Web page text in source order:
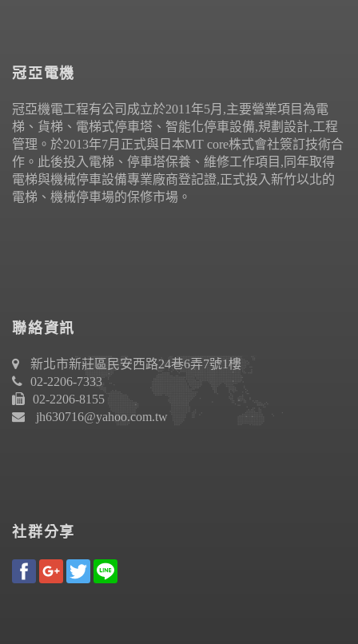
冠亞電機
冠亞機電工程有公司成立於2011年5月,主要營業項目為電
梯、貨梯、電梯式停車塔、智能化停車設備,規劃設計,工程
管理。於2013年7月正式與日本MT core株式會社簽訂技術合
作。此後投入電梯、停車塔保養、維修工作項目,同年取得
電梯與機械停車設備專業廠商登記證,正式投入新竹以北的
電梯、機械停車場的保修市場。
聯絡資訊
新北市新莊區民安西路24巷6弄7號1樓
02-2206-7333
02-2206-8155
jh630716@yahoo.com.tw
社群分享